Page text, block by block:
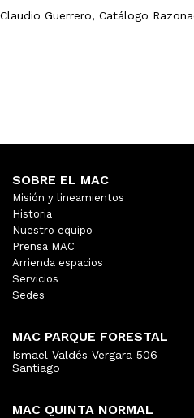
Claudio Guerrero, Catálogo
SOBRE EL MAC
Misión y lineamientos
Historia
Nuestro equipo
Prensa MAC
Arrienda espacios
Servicios
Sedes
MAC PARQUE FORESTAL
Ismael Valdés Vergara 506
Santiago
MAC QUINTA NORMAL